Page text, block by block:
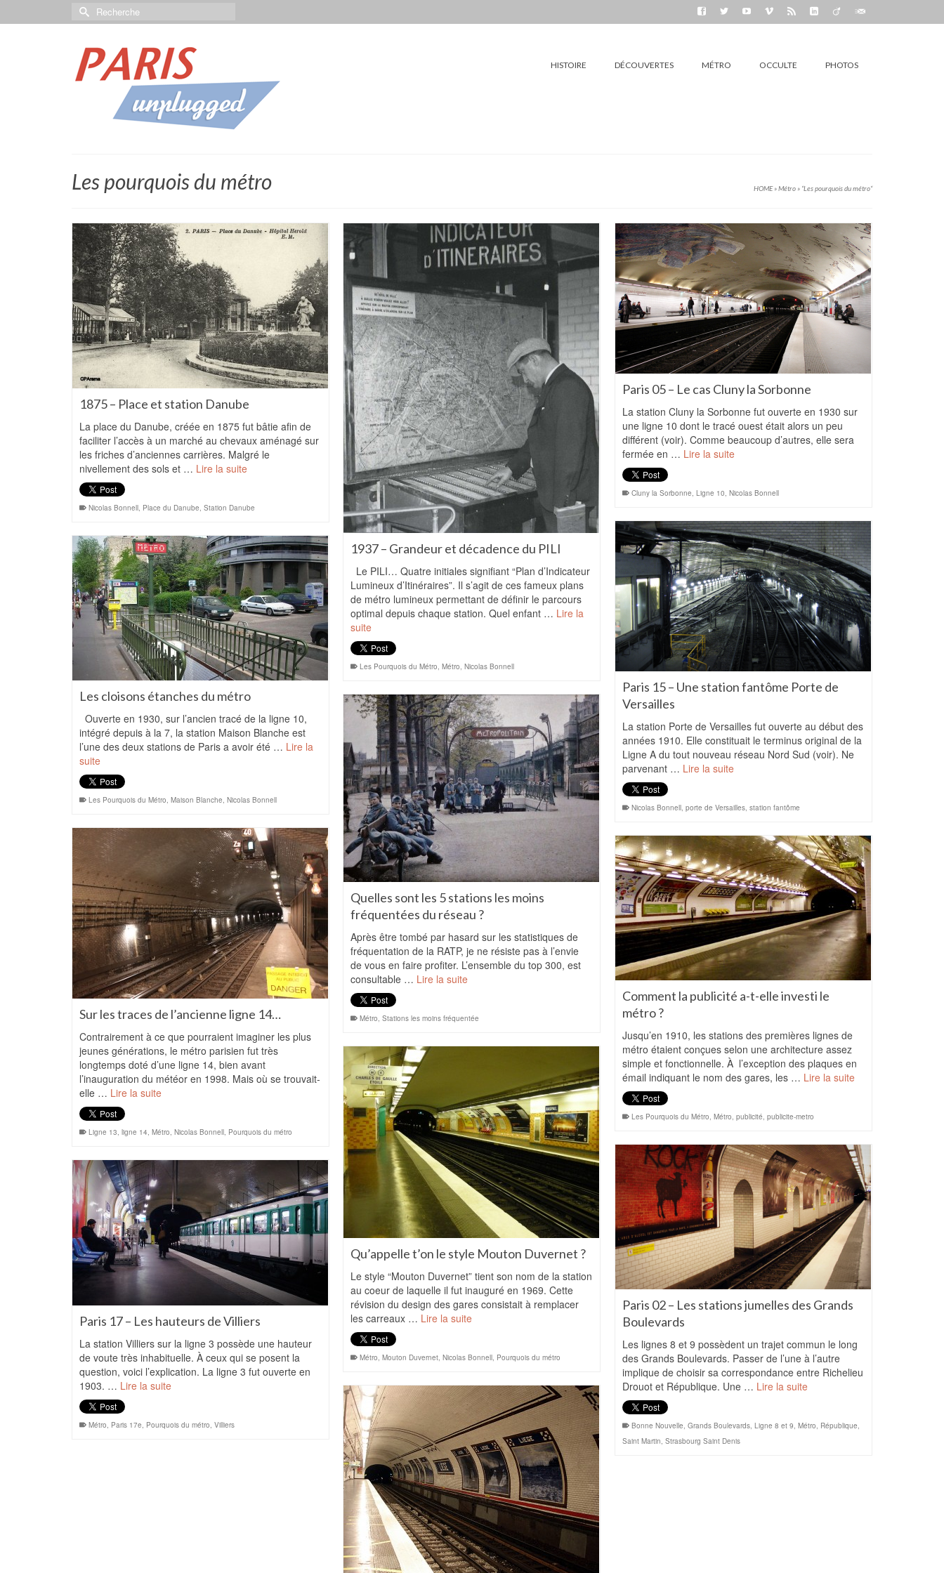
HISTOIRE DÉCOUVERTES MÉTRO OCCULTE PHOTOS
Les pourquois du métro HOME»Métro » “Les pourquois du métro“
1875 – Place et station Danube
La place du Danube, créée en 1875 fut bâtie afin de
faciliter l’accès à un marché au chevaux aménagé sur
les friches d’anciennes carrières. Malgré le
nivellement des sols et … Lire la suite
Nicolas Bonnell, Place du Danube, Station Danube
1937 – Grandeur et décadence du PILI
Le PILI… Quatre initiales signifiant “Plan d’Indicateur
Lumineux d’Itinéraires”. Il s’agit de ces fameux plans
de métro lumineux permettant de définir le parcours
optimal depuis chaque station. Quel enfant … Lire la
suite
Les Pourquois du Métro, Métro, Nicolas Bonnell
Paris 05 – Le cas Cluny la Sorbonne
La station Cluny la Sorbonne fut ouverte en 1930 sur
une ligne 10 dont le tracé ouest était alors un peu
différent (voir). Comme beaucoup d’autres, elle sera
fermée en … Lire la suite
Cluny la Sorbonne, Ligne 10, Nicolas Bonnell
Paris 15 – Une station fantôme Porte de
Versailles
La station Porte de Versailles fut ouverte au début des
années 1910. Elle constituait le terminus original de la
Ligne A du tout nouveau réseau Nord Sud (voir). Ne
parvenant … Lire la suite
Nicolas Bonnell, porte de Versailles, station fantôme
Les cloisons étanches du métro
Ouverte en 1930, sur l’ancien tracé de la ligne 10,
intégré depuis à la 7, la station Maison Blanche est
l’une des deux stations de Paris a avoir été … Lire la
suite
Les Pourquois du Métro, Maison Blanche, Nicolas Bonnell
Quelles sont les 5 stations les moins
fréquentées du réseau ?
Après être tombé par hasard sur les statistiques de
fréquentation de la RATP, je ne résiste pas à l’envie
de vous en faire profiter. L’ensemble du top 300, est
consultable … Lire la suite
Métro, Stations les moins fréquentée
Sur les traces de l’ancienne ligne 14…
Contrairement à ce que pourraient imaginer les plus
jeunes générations, le métro parisien fut très
longtemps doté d’une ligne 14, bien avant
l’inauguration du météor en 1998. Mais où se trouvait-
elle … Lire la suite
Ligne 13, ligne 14, Métro, Nicolas Bonnell, Pourquois du métro
Comment la publicité a-t-elle investi le
métro ?
Jusqu’en 1910, les stations des premières lignes de
métro étaient conçues selon une architecture assez
simple et fonctionnelle. À l’exception des plaques en
émail indiquant le nom des gares, les … Lire la suite
Les Pourquois du Métro, Métro, publicité, publicite-metro
Qu’appelle t’on le style Mouton Duvernet ?
Le style “Mouton Duvernet” tient son nom de la station
au coeur de laquelle il fut inauguré en 1969. Cette
révision du design des gares consistait à remplacer
les carreaux … Lire la suite
Métro, Mouton Duvernet, Nicolas Bonnell, Pourquois du métro
Paris 02 – Les stations jumelles des Grands
Boulevards
Les lignes 8 et 9 possèdent un trajet commun le long
des Grands Boulevards. Passer de l’une à l’autre
implique de choisir sa correspondance entre Richelieu
Drouot et République. Une … Lire la suite
Bonne Nouvelle, Grands Boulevards, Ligne 8 et 9, Métro, République,
Saint Martin, Strasbourg Saint Denis
Paris 17 – Les hauteurs de Villiers
La station Villiers sur la ligne 3 possède une hauteur
de voute très inhabituelle. À ceux qui se posent la
question, voici l’explication. La ligne 3 fut ouverte en
1903. … Lire la suite
Métro, Paris 17e, Pourquois du métro, Villiers